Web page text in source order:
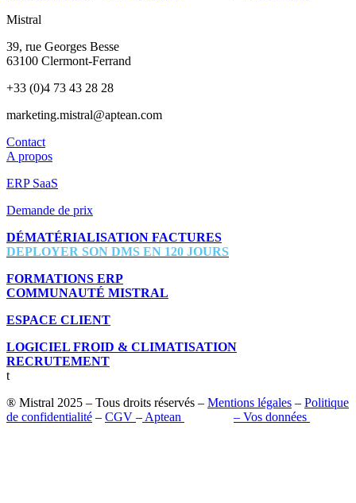
Mistral
39, rue Georges Besse
63100 Clermont-Ferrand
+33 (0)4 73 43 28 28
marketing.mistral@aptean.com
Contact
A propos
ERP SaaS
Demande de prix
DÉMATÉRIALISATION FACTURES
DEPLOYER SON DMS EN 120 JOURS
FORMATIONS ERP
COMMUNAUTÉ MISTRAL
ESPACE CLIENT
LOGICIEL FROID & CLIMATISATION
RECRUTEMENT
t
® Mistral 2025 – Tous droits réservés – Mentions légales – Politique
de confidentialité – CGV – Aptean – Vos données